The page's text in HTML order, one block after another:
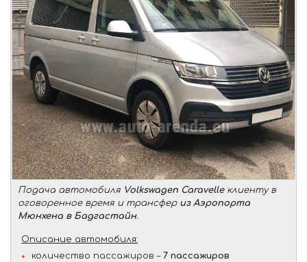
Подача автомобиля Volkswagen Caravelleклиенту в
оговоренное время и трансфер из Аэропорта
Мюнхена в Бадгастайн.
Описание автомобиля:
количество пассажиров – 7 пассажиров